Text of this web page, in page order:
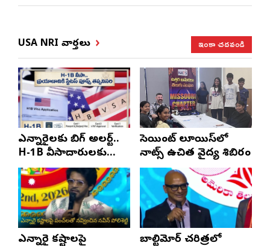
USA NRI వార్తలు ఇంకా చదవండి
ఎన్నారైలకు బిగ్ అలర్ట్..
H-1B వీసాదారులకు
ప్రయాణ సమయంలో
స్టేటస్ ప్రూఫ్స్ తప్పనిసరి..!
సెయింట్ లూయిస్‌లో
నాట్స్ ఉచిత వైద్య శిబిరం
ఎన్నారై కష్టాలపై
బాల్టిమోర్ చరిత్రలో